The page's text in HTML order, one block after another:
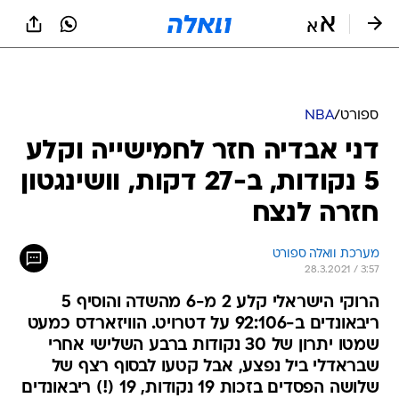
ספורט/
NBA
דני אבדיה חזר לחמישייה וקלע
5 נקודות, ב-27 דקות, וושינגטון
חזרה לנצח
מערכת וואלה ספורט
28.3.2021 / 3:57
הרוקי הישראלי קלע 2 מ-6 מהשדה והוסיף 5
ריבאונדים ב-92:106 על דטרויט. הוויזארדס כמעט
שמטו יתרון של 30 נקודות ברבע השלישי אחרי
שבראדלי ביל נפצע, אבל קטעו לבסוף רצף של
שלושה הפסדים בזכות 19 נקודות, 19 (!) ריבאונדים